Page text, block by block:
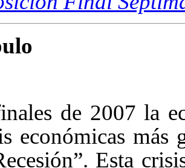
de 2007 la
económicas más
Esta